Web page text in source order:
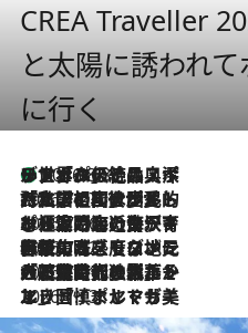
CREA Traveller
と太陽に誘われ
に行く
2026.8.8
リスボンの絶品スイーツ「パステル・デ・ナタ」とは？ポルトガル伝統の奥深い世界へ
2026.7.27
「私の祖国はポルトガル語です」国民的詩人フェルナンド・ペソアと、彼が愛した文学の街を歩く
2026.7.26
ポルトガル近海が育む極上の海の幸。キリリと冷えた白ワインと愉しむ、シーフード専門店の贅沢
2026.7.22
伝統の味をモダンに昇華。高感度な地元客が集う、リスボンの最旬ガストロノミー
2026.7.21
大航海時代の栄華から、震災、独裁、そして革命へ。ポルトガル・首都リスボンの石畳に刻まれた「歴史の光と影」
2026.7.13
エッセイ・ヤマザキマリ「慎ましくも美しき国 ポルトガル」